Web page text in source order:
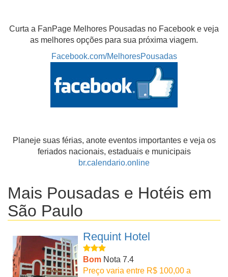
Curta a FanPage Melhores Pousadas no Facebook e veja
as melhores opções para sua próxima viagem.
Facebook.com/MelhoresPousadas
Planeje suas férias, anote eventos importantes e veja os
feriados nacionais, estaduais e municipais
br.calendario.online
Mais Pousadas e Hotéis em
São Paulo
Requint Hotel
Bom Nota 7.4
Preço varia entre R$ 100,00 a